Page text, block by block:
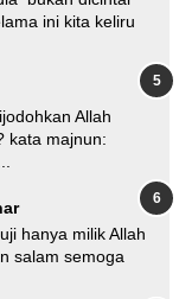
ini kita keliru
Allah
kata majnun:
hanya milik Allah
salam semoga